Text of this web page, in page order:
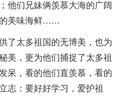
他们兄妹俩羡慕大海的广阔
的美味海鲜……
太多祖国的无博美，也为
美，更为他们捕捉了太多祖
呆，看的他们直羡慕，看的
志：要好好学习，爱护祖